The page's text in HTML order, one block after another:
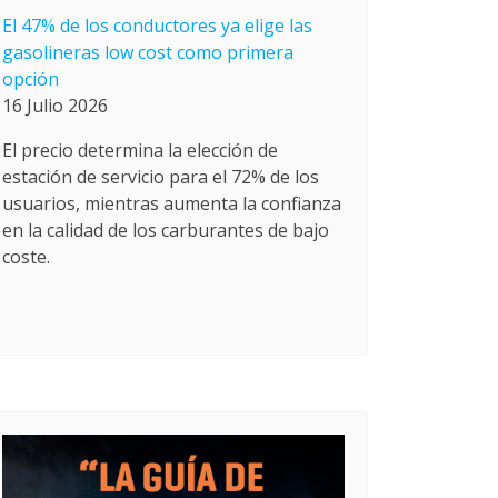
El 47% de los conductores ya elige las
gasolineras low cost como primera
opción
16 Julio 2026
El precio determina la elección de
estación de servicio para el 72% de los
usuarios, mientras aumenta la confianza
en la calidad de los carburantes de bajo
coste.